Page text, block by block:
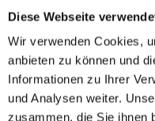
Diese Webseite
Wir verwenden Cookies,
anbieten zu können und
Informationen zu Ihrer
und Analysen weiter.
zusammen, die Sie ihnen
GmbH
e.V.)